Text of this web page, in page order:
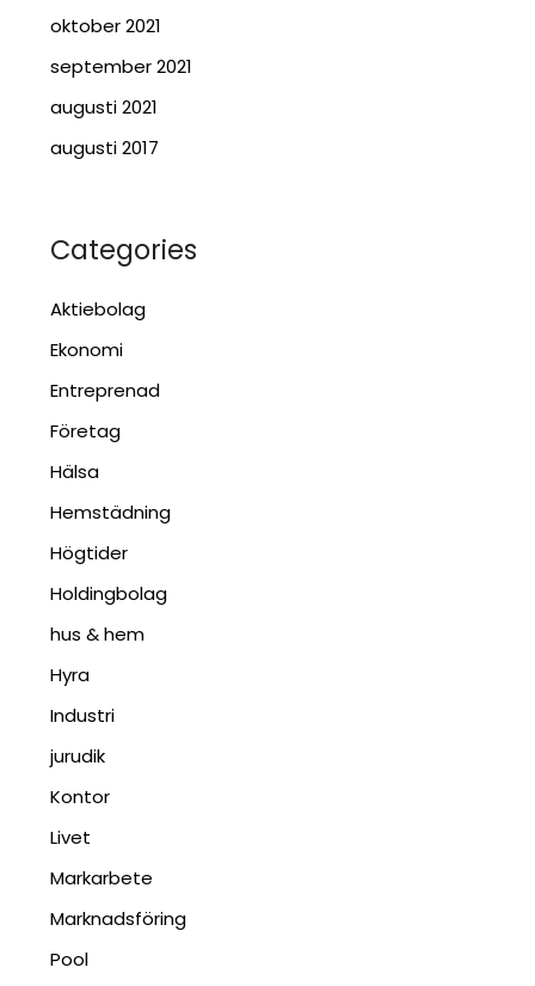
oktober 2021
september 2021
augusti 2021
augusti 2017
Categories
Aktiebolag
Ekonomi
Entreprenad
Företag
Hälsa
Hemstädning
Högtider
Holdingbolag
hus & hem
Hyra
Industri
jurudik
Kontor
Livet
Markarbete
Marknadsföring
Pool